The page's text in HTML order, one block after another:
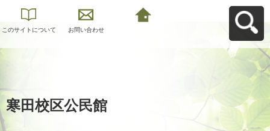
このサイトについて お問い合わせ
寒田校区公民館